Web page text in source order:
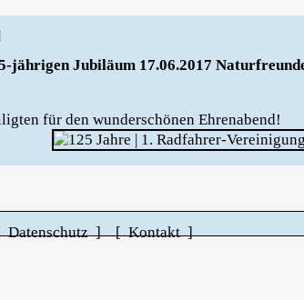
jährigen Jubiläum 17.06.2017
für den wunderschönen Ehrenabend!
Datenschutz ] [ Kontakt ]